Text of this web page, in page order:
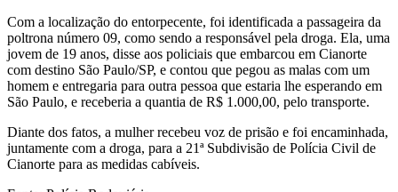
Com a localização do entorpecente, foi identificada a passageira da
poltrona número 09, como sendo a responsável pela droga. Ela, uma
jovem de 19 anos, disse aos policiais que embarcou em Cianorte
com destino São Paulo/SP, e contou que pegou as malas com um
homem e entregaria para outra pessoa que estaria lhe esperando em
São Paulo, e receberia a quantia de R$ 1.000,00, pelo transporte.
Diante dos fatos, a mulher recebeu voz de prisão e foi encaminhada,
juntamente com a droga, para a 21ª Subdivisão de Polícia Civil de
Cianorte para as medidas cabíveis.